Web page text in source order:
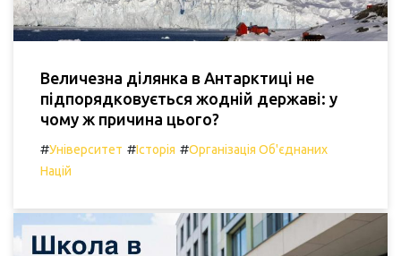
Величезна ділянка в Антарктиці не
підпорядковується жодній державі: у
чому ж причина цього?
#Університет #Історія #Організація Об'єднаних
Націй